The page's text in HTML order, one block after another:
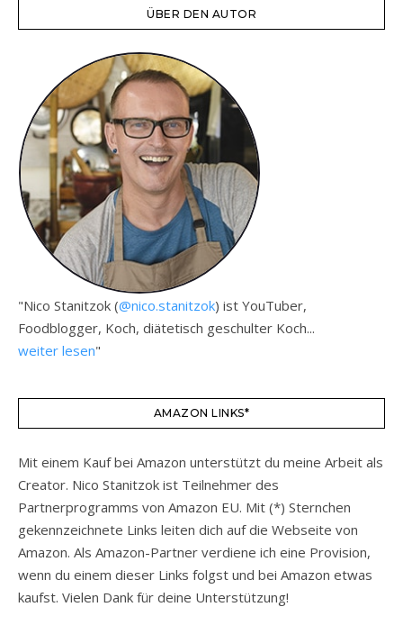
ÜBER DEN AUTOR
"Nico Stanitzok (@nico.stanitzok) ist YouTuber,
Foodblogger, Koch, diätetisch geschulter Koch...
weiter lesen"
AMAZON LINKS*
Mit einem Kauf bei Amazon unterstützt du meine Arbeit als
Creator. Nico Stanitzok ist Teilnehmer des
Partnerprogramms von Amazon EU. Mit (*) Sternchen
gekennzeichnete Links leiten dich auf die Webseite von
Amazon. Als Amazon-Partner verdiene ich eine Provision,
wenn du einem dieser Links folgst und bei Amazon etwas
kaufst. Vielen Dank für deine Unterstützung!